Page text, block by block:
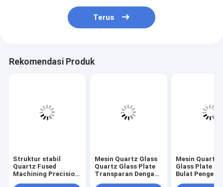
Terus
Rekomendasi Produk
Struktur stabil
Quartz Fused
Machining Precision
Mesin Quartz Glass
Quartz Glass Plate
Transparan Dengan
Mesin Quartz
Glass Plate
Bulat